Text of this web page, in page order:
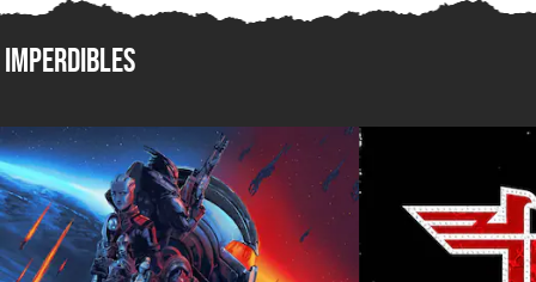
Imperdibles